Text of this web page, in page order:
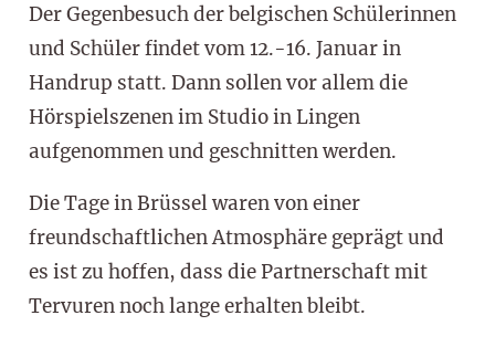
Der Gegenbesuch der belgischen Schülerinnen
und Schüler findet vom 12.-16. Januar in
Handrup statt. Dann sollen vor allem die
Hörspielszenen im Studio in Lingen
aufgenommen und geschnitten werden.
Die Tage in Brüssel waren von einer
freundschaftlichen Atmosphäre geprägt und
es ist zu hoffen, dass die Partnerschaft mit
Tervuren noch lange erhalten bleibt.